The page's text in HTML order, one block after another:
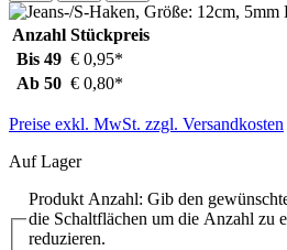
Anzahl Stückpreis
Bis 49 € 0,95*
Ab 50 € 0,80*
Preise exkl. MwSt. zzgl. Versandkosten
Auf Lager
Produkt Anzahl: Gib den
die Schaltflächen um die Anzahl zu
reduzieren.